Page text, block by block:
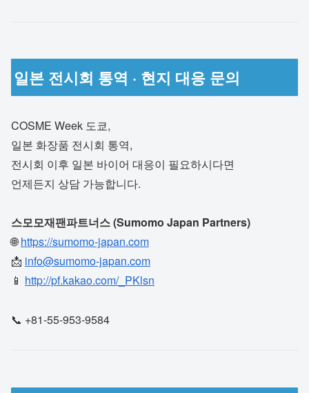
일본 전시회 통역 · 현지 대응 문의
COSME Week 도쿄,
일본 화장품 전시회 통역,
전시회 이후 일본 바이어 대응이 필요하시다면
언제든지 상담 가능합니다.
스모모재팬파트너스 (Sumomo Japan Partners)
🌐https://sumomo-japan.com
📩 info@sumomo-japan.com
📱 http://pf.kakao.com/_PKlsn
📞 +81-55-953-9584